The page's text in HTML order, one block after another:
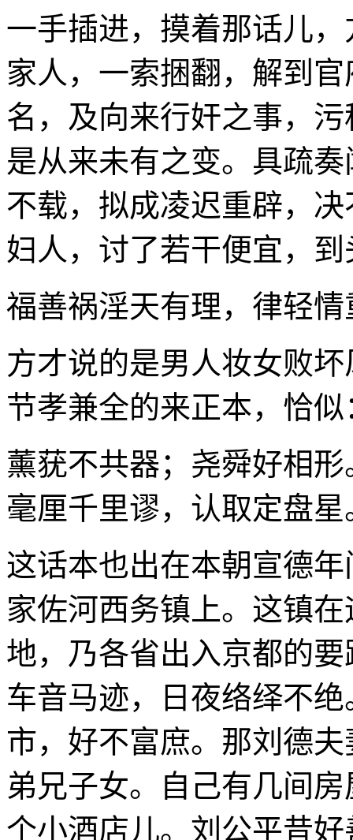
一手插进，摸着那话儿
家人，一索捆翻，解到
名，及向来行奸之事，
是从来未有之变。具疏
不载，拟成凌迟重辟，
妇人，讨了若干便宜，
福善祸淫天有理，律轻
方才说的是男人妆女败
节孝兼全的来正本，恰似
薰莸不共器；尧舜好相形
毫厘千里谬，认取定盘星
这话本也出在本朝宣德
家佐河西务镇上。这镇
地，乃各省出入京都的
车音马迹，日夜络绎不
市，好不富庶。那刘德
弟兄子女。自己有几间
个小酒店儿。刘公平昔